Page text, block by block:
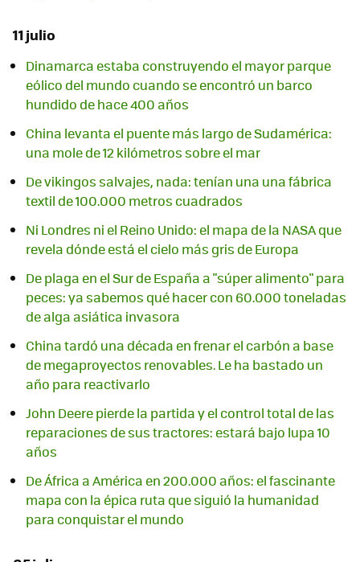
11 julio
Dinamarca estaba construyendo el mayor parque
eólico del mundo cuando se encontró un barco
hundido de hace 400 años
China levanta el puente más largo de Sudamérica:
una mole de 12 kilómetros sobre el mar
De vikingos salvajes, nada: tenían una una fábrica
textil de 100.000 metros cuadrados
Ni Londres ni el Reino Unido: el mapa de la NASA que
revela dónde está el cielo más gris de Europa
De plaga en el Sur de España a "súper alimento" para
peces: ya sabemos qué hacer con 60.000 toneladas
de alga asiática invasora
China tardó una década en frenar el carbón a base
de megaproyectos renovables. Le ha bastado un
año para reactivarlo
John Deere pierde la partida y el control total de las
reparaciones de sus tractores: estará bajo lupa 10
años
De África a América en 200.000 años: el fascinante
mapa con la épica ruta que siguió la humanidad
para conquistar el mundo